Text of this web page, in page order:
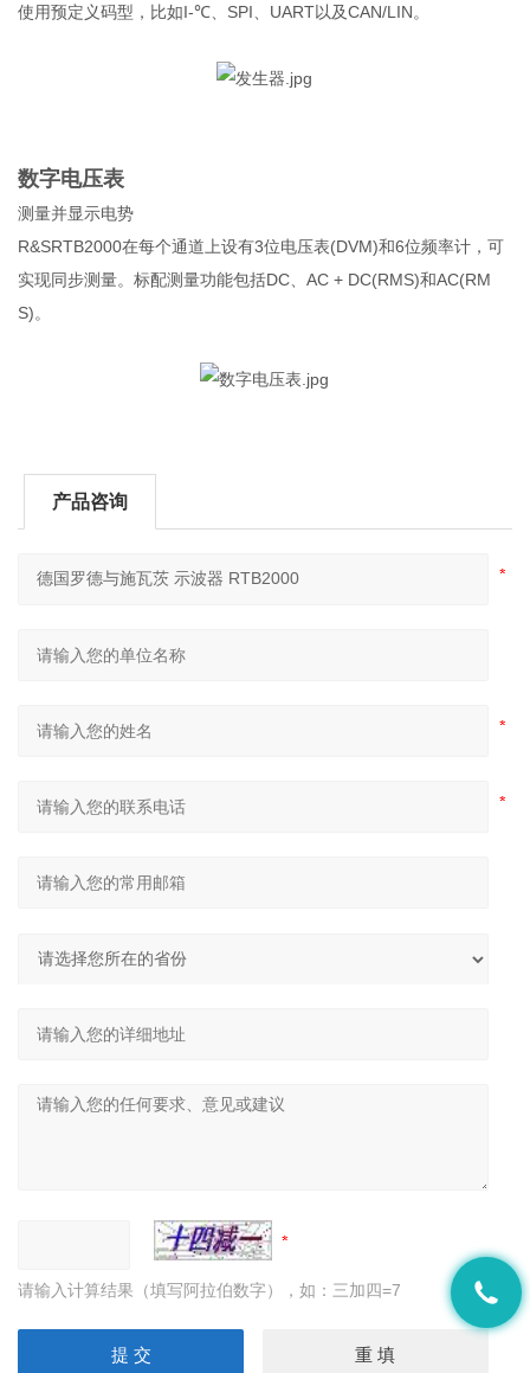
使用预定义码型，比如I-℃、SPI、UART以及CAN/LIN。
数字电压表
测量并显示电势
R&SRTB2000在每个通道上设有3位电压表(DVM)和6位频率计，可
实现同步测量。标配测量功能包括DC、AC + DC(RMS)和AC(RM
S)。
产品咨询
请输入计算结果（填写阿拉伯数字），如：三加四=7